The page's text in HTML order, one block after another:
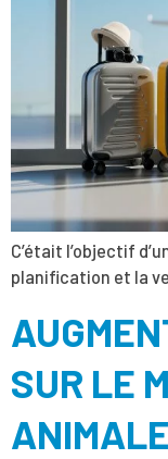
C’était l’objectif
planification et la
SUR LE